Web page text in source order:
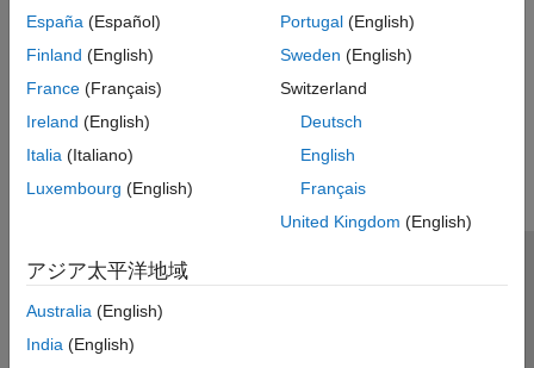
並列計算ソフトウェアでのジョブ実行の仕組み
ジョブのライフサイクルを確認する。
この情報は役に立ちましたか？
España (Español)
Finland (English)
France (Français)
Ireland (English)
Italia (Italiano)
Luxembourg (English)
Portugal(English)
Sweden (English)
Switzerland
Deutsch
English
Français
United Kingdom (English)
アジア太平洋地域
Australia (English)
India (English)
トラストセンター
違法コピー防止
© 1994-2026 The MathWorks, Inc.